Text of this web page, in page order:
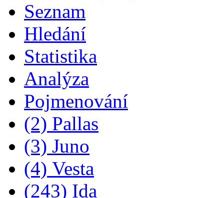
Seznam
Hledání
Statistika
Analýza
Pojmenování
(2) Pallas
(3) Juno
(4) Vesta
(243) Ida